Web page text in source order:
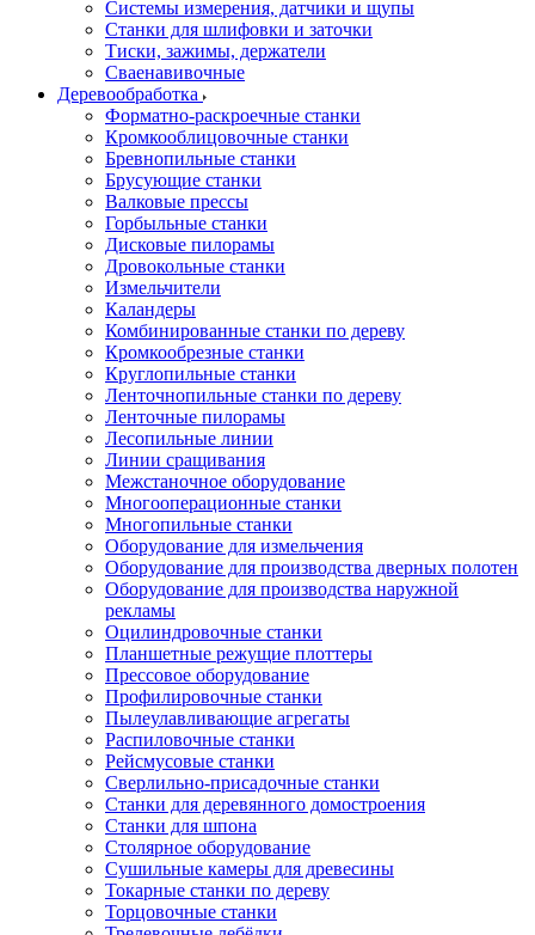
Системы измерения, датчики и щупы
Станки для шлифовки и заточки
Тиски, зажимы, держатели
Cваенавивочные
Деревообработка
Форматно-раскроечные станки
Кромкооблицовочные станки
Бревнопильные станки
Брусующие станки
Валковые прессы
Горбыльные станки
Дисковые пилорамы
Дровокольные станки
Измельчители
Каландеры
Комбинированные станки по дереву
Кромкообрезные станки
Круглопильные станки
Ленточнопильные станки по дереву
Ленточные пилорамы
Лесопильные линии
Линии сращивания
Межстаночное оборудование
Многооперационные станки
Многопильные станки
Оборудование для измельчения
Оборудование для производства дверных полотен
Оборудование для производства наружной
рекламы
Оцилиндровочные станки
Планшетные режущие плоттеры
Прессовое оборудование
Профилировочные станки
Пылеулавливающие агрегаты
Распиловочные станки
Рейсмусовые станки
Сверлильно-присадочные станки
Станки для деревянного домостроения
Станки для шпона
Столярное оборудование
Сушильные камеры для древесины
Токарные станки по дереву
Торцовочные станки